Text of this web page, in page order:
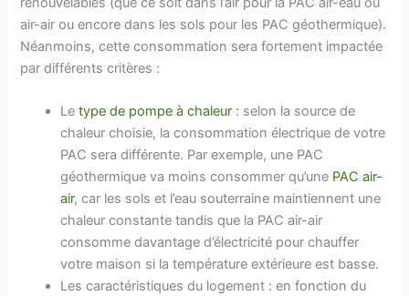
air-air ou encore dans les sols pour les PAC géothermique).
Néanmoins, cette consommation sera fortement impactée
par différents critères :
Letype de pompe à chaleur : selon la source de
chaleur choisie, la consommation électrique de votre
PAC sera différente. Par exemple, une PAC
géothermique va moins consommer qu’une PAC air-
air, car les sols et l’eau souterraine maintiennent une
chaleur constante tandis que la PAC air-air
consomme davantage d’électricité pour chauffer
votre maison si la température extérieure est basse.
Les caractéristiques du logement : en fonction du